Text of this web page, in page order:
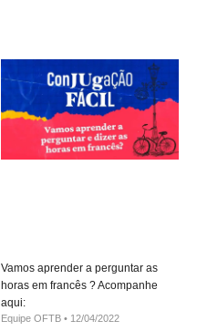
Vamos aprender a perguntar as
horas em francês ? Acompanhe
aqui:
Equipe OFTB 12/04/2022